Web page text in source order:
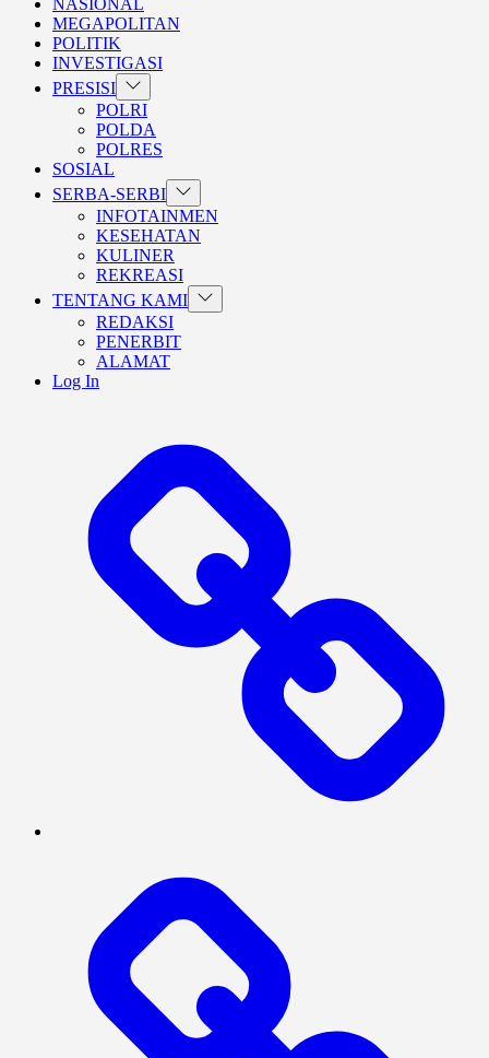
NASIONAL
MEGAPOLITAN
POLITIK
INVESTIGASI
PRESISI Show
sub
menu
POLRI
POLDA
POLRES
SOSIAL
SERBA-SERBI Show
sub
menu
INFOTAINMEN
KESEHATAN
KULINER
REKREASI
TENTANG KAMI Show
sub
REDAKSI
PENERBIT
ALAMAT
Log In